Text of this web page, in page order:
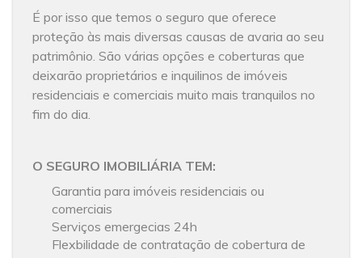
É por isso que temos o seguro que oferece
proteção às mais diversas causas de avaria ao seu
patrimônio. São várias opções e coberturas que
deixarão proprietários e inquilinos de imóveis
residenciais e comerciais muito mais tranquilos no
fim do dia.
O SEGURO IMOBILIÁRIA TEM:
Garantia para imóveis residenciais ou
comerciais
Serviços emergecias 24h
Flexbilidade de contratação de cobertura de